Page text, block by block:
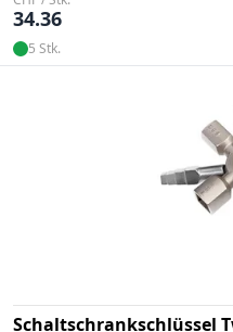
34.36
5 Stk.
Schaltschrankschlüssel